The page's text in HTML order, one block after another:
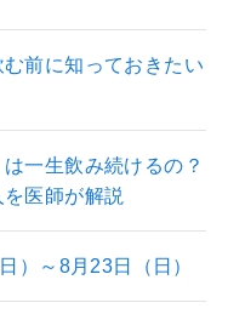
前に知っておきたい
一生飲み続けるの？
医師が解説
）～8月23日（日）